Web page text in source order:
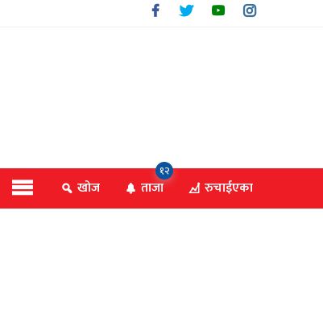
खोज ताजा
१२
रुचाईएका